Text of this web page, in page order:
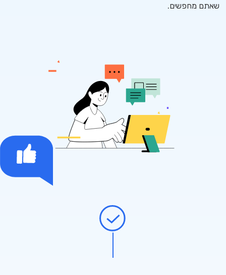
שאתם מחפשים.